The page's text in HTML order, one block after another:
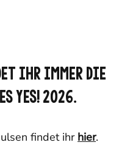
ihr immer die
YES! 2026.
findet ihr hier.